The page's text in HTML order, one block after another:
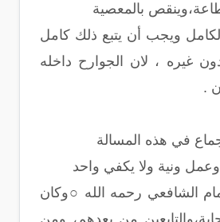
بالمعصية
ويجب أن يتبع ذلك كامل
غيره ، لان الجوارح داخله
.
وعمل ونية ولا يكفي واحد
الشافعي رحمه الله ○وكان